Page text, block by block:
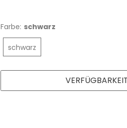
Farbe: schwarz
schwarz